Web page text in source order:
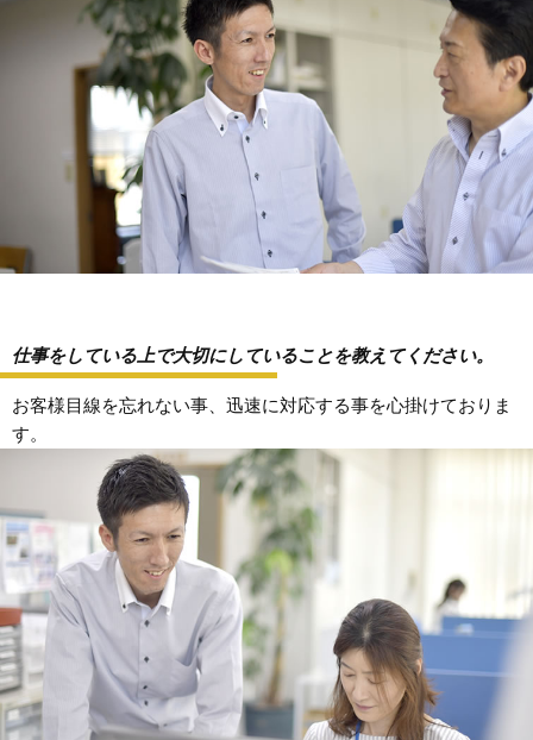
仕事をしている上で大切にしていることを教えてください。
お客様目線を忘れない事、迅速に対応する事を心掛けておりま
す。